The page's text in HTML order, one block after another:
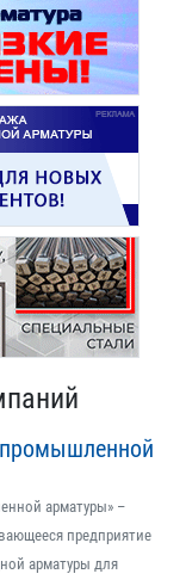
арматуры» –
предприятие
арматуры для